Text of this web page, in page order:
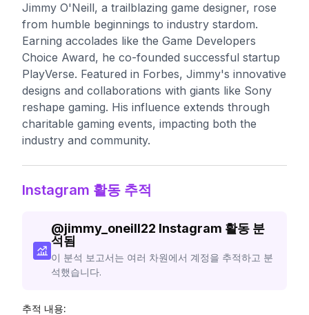
Jimmy O'Neill, a trailblazing game designer, rose
from humble beginnings to industry stardom.
Earning accolades like the Game Developers
Choice Award, he co-founded successful startup
PlayVerse. Featured in Forbes, Jimmy's innovative
designs and collaborations with giants like Sony
reshape gaming. His influence extends through
charitable gaming events, impacting both the
industry and community.
Instagram 활동 추적
@jimmy_oneill22 Instagram 활동 분
석됨
이 분석 보고서는 여러 차원에서 계정을 추적하고 분
석했습니다.
추적 내용: